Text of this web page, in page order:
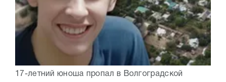
17-летний юноша пропал в Волгоградской